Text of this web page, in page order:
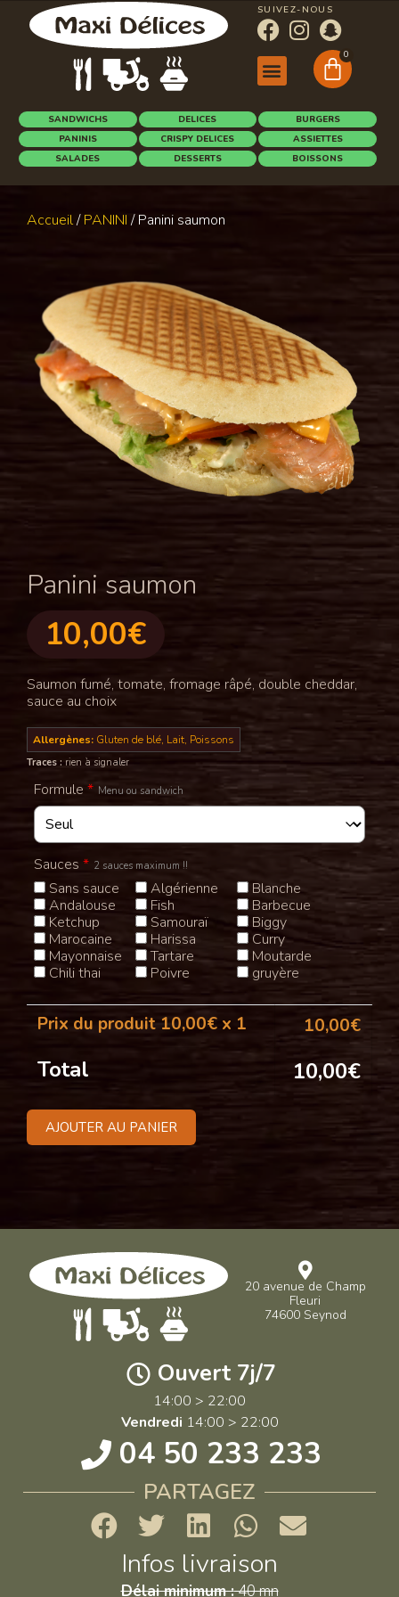
SUIVEZ-NOUS
0
SANDWICHS
PANINIS
SALADES
DELICES
CRISPY DELICES
DESSERTS
BURGERS
ASSIETTES
BOISSONS
Accueil/PANINI/ Panini saumon
Panini saumon
10,00€
Saumon fumé, tomate, fromage râpé, double cheddar,
sauce au choix
Allergènes: Gluten de blé, Lait, Poissons
Traces : rien à signaler
Formule * Menu ou sandwich
Sauces * 2 sauces maximum !!
Sans sauce Algérienne
Blanche
Andalouse
Fish
Barbecue
Ketchup
Samouraï
Biggy
Marocaine
Harissa
Curry
Mayonnaise
Tartare
Moutarde
Chili thai
Poivre gruyère
Prix du produit 10,00€ x 1 10,00€
Total 10,00€
AJOUTER AU PANIER
20 avenue de Champ
Fleuri
74600 Seynod
Ouvert 7j/7
14:00 > 22:00
Vendredi 14:00 > 22:00
04 50 233 233
PARTAGEZ
Infos livraison
Délai minimum :40 mn